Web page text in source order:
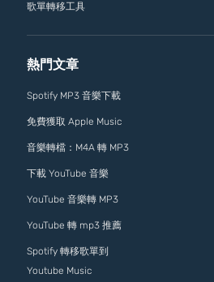
歌單轉移工具
熱門文章
Spotify MP3 音樂下載
免費獲取 Apple Music
音樂轉檔：M4A 轉 MP3
下載 YouTube 音樂
YouTube 音樂轉 MP3
YouTube 轉 mp3 推薦
Spotify 轉移歌單到
Youtube Music